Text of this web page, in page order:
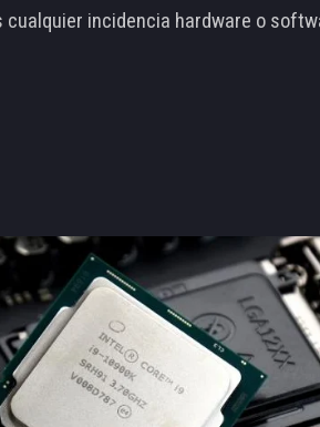
incidencia hardware o